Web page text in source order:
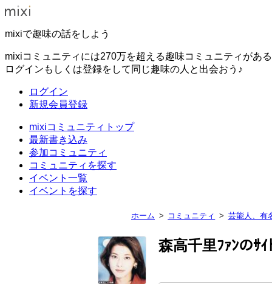
mixiで趣味の話をしよう
mixiコミュニティには270万を超える趣味コミュニティがあ
ログインもしくは登録をして同じ趣味の人と出会おう♪
ログイン
新規会員登録
mixiコミュニティトップ
最新書き込み
参加コミュニティ
コミュニティを探す
イベント一覧
イベントを探す
ホーム コミュニティ 芸能人、有
森高千里ﾌｧﾝのｻｲ